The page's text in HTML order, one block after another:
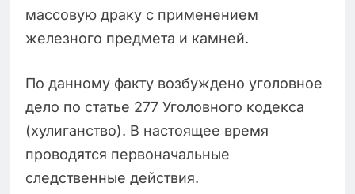
массовую драку с применением
железного предмета и камней.
По данному факту возбуждено уголовное
дело по статье 277 Уголовного кодекса
(хулиганство). В настоящее время
проводятся первоначальные
следственные действия.